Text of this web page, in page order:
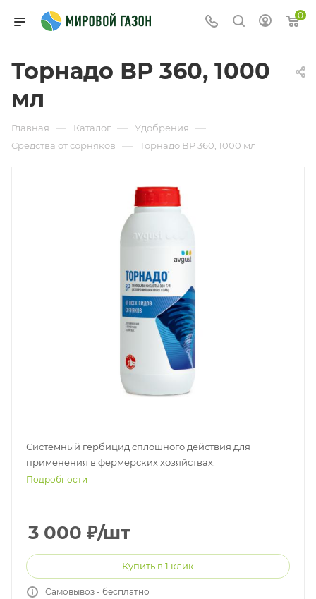
0
Торнадо ВР 360, 1000
мл
Главная — Каталог — Удобрения —
Средства от сорняков — Торнадо ВР 360, 1000 мл
Системный гербицид сплошного действия для
применения в фермерских хозяйствах.
Подробности
3 000 ₽/шт
Купить в 1 клик
Самовывоз - бесплатно